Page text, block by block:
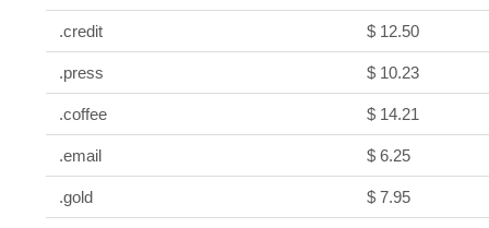
.credit $ 12.50
.press $ 10.23
.coffee $ 14.21
.email $ 6.25
.gold $ 7.95